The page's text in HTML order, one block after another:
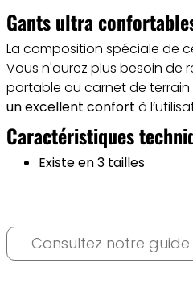
Gants ultra
La composition spéciale de
Vous n'aurez plus besoin de
portable ou carnet de
un excellent confort à
Caractéristiques
Existe en 3 tailles
Consultez notre guide